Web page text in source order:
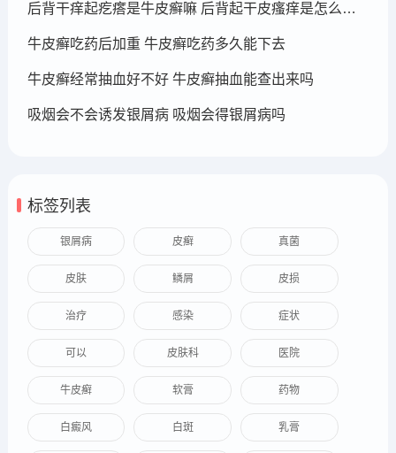
后背干痒起疙瘩是牛皮癣嘛 后背起干皮瘙痒是怎么回事
牛皮癣吃药后加重 牛皮癣吃药多久能下去
牛皮癣经常抽血好不好 牛皮癣抽血能查出来吗
吸烟会不会诱发银屑病 吸烟会得银屑病吗
标签列表
银屑病 皮癣 真菌
皮肤 鳞屑 皮损
治疗 感染 症状
可以 皮肤科 医院
牛皮癣 软膏 药物
白癜风 白斑 乳膏